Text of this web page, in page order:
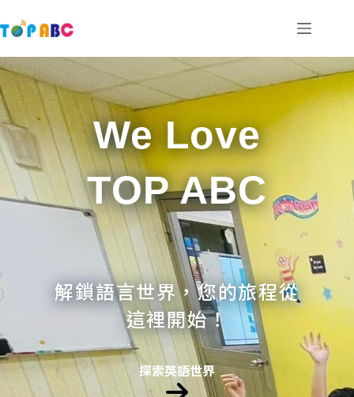
至
要
內
容
We Love
TOP ABC
解鎖語言世界，您的旅程從
這裡開始！
探索英語世界